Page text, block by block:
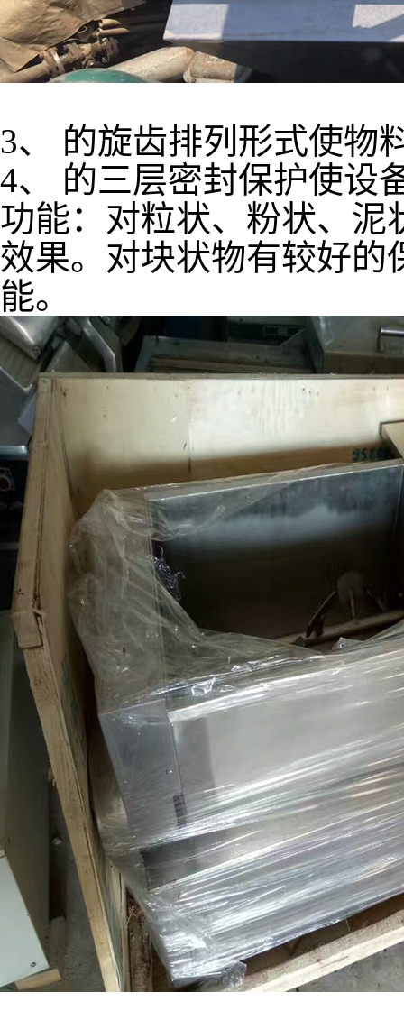
3、 的旋齿排列形式使物
4、 的三层密封保护使设
功能：对粒状、粉状、泥
效果。对块状物有较好的
能。